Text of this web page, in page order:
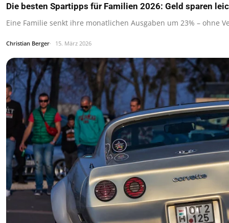
Die besten Spartipps für Familien 2026: Geld sparen
Eine Familie senkt ihre monatlichen Ausgaben um 23% – ohne
Christian Berger 15. März 2026